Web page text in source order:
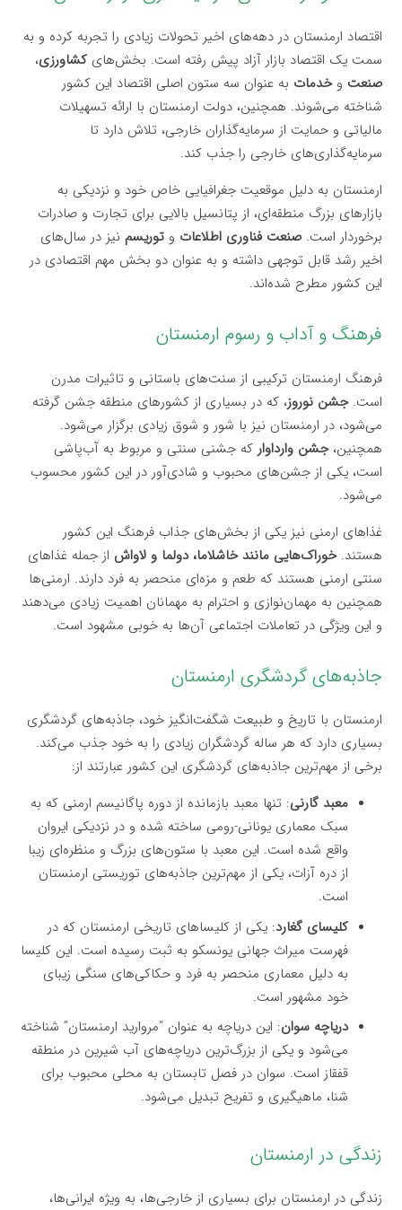
اقتصاد ارمنستان در دهه‌های اخیر تحولات زیادی را تجربه کرده و به
سمت یک اقتصاد بازار آزاد پیش رفته است. بخش‌هایکشاورزی،
صنعت وخدمات به عنوان سه ستون اصلی اقتصاد این کشور
شناخته می‌شوند. همچنین، دولت ارمنستان با ارائه تسهیلات
مالیاتی و حمایت از سرمایه‌گذاران خارجی، تلاش دارد تا
سرمایه‌گذاری‌های خارجی را جذب کند.
ارمنستان به دلیل موقعیت جغرافیایی خاص خود و نزدیکی به
بازارهای بزرگ منطقه‌ای، از پتانسیل بالایی برای تجارت و صادرات
برخوردار است.صنعت فناوری اطلاعات وتوریسم نیز در سال‌های
اخیر رشد قابل توجهی داشته و به عنوان دو بخش مهم اقتصادی در
این کشور مطرح شده‌اند.
فرهنگ و آداب و رسوم ارمنستان
فرهنگ ارمنستان ترکیبی از سنت‌های باستانی و تاثیرات مدرن
است.جشن نوروز، که در بسیاری از کشورهای منطقه جشن گرفته
می‌شود، در ارمنستان نیز با شور و شوق زیادی برگزار می‌شود.
همچنین،جشن وارداوار که جشنی سنتی و مربوط به آب‌پاشی
است، یکی از جشن‌های محبوب و شادی‌آور در این کشور محسوب
می‌شود.
غذاهای ارمنی نیز یکی از بخش‌های جذاب فرهنگ این کشور
هستند.خوراک‌هایی مانند خاشلاما، دولما و لاواش از جمله غذاهای
سنتی ارمنی هستند که طعم و مزه‌ای منحصر به فرد دارند. ارمنی‌ها
همچنین به مهمان‌نوازی و احترام به مهمانان اهمیت زیادی می‌دهند
و این ویژگی در تعاملات اجتماعی آن‌ها به خوبی مشهود است.
جاذبه‌های گردشگری ارمنستان
ارمنستان با تاریخ و طبیعت شگفت‌انگیز خود، جاذبه‌های گردشگری
بسیاری دارد که هر ساله گردشگران زیادی را به خود جذب می‌کند.
برخی از مهم‌ترین جاذبه‌های گردشگری این کشور عبارتند از:
معبد گارنی: تنها معبد بازمانده از دوره پاگانیسم ارمنی که به
سبک معماری یونانی-رومی ساخته شده و در نزدیکی ایروان
واقع شده است. این معبد با ستون‌های بزرگ و منظره‌ای زیبا
از دره آزات، یکی از مهم‌ترین جاذبه‌های توریستی ارمنستان
است.
کلیسای گغارد: یکی از کلیساهای تاریخی ارمنستان که در
فهرست میراث جهانی یونسکو به ثبت رسیده است. این کلیسا
به دلیل معماری منحصر به فرد و حکاکی‌های سنگی زیبای
خود مشهور است.
دریاچه سوان: این دریاچه به عنوان “مروارید ارمنستان” شناخته
می‌شود و یکی از بزرگ‌ترین دریاچه‌های آب شیرین در منطقه
قفقاز است. سوان در فصل تابستان به محلی محبوب برای
شنا، ماهیگیری و تفریح تبدیل می‌شود.
زندگی در ارمنستان
زندگی در ارمنستان برای بسیاری از خارجی‌ها، به ویژه ایرانی‌ها،